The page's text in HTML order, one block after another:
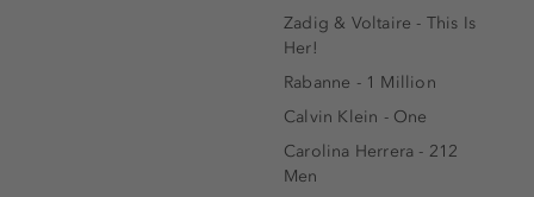
Zadig & Voltaire - This Is
Her!
Rabanne - 1 Million
Calvin Klein - One
Carolina Herrera - 212
Men